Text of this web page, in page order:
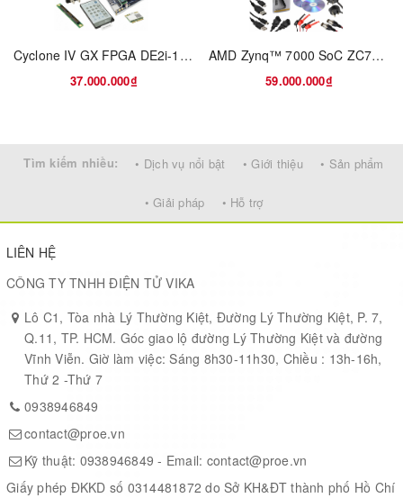
AMS1117-1.2, 1.2V voltage regulator
XCF04S, onboard serial FLASH memory, for storing code
Power indicator
of power reseting
JTAG interface: for debugging/programming
FPGA pins expander, VCC, GND and all the I/O ports are
accessible on expansion connectors for further expansion
Debugging/Programming
Interface
The Core3S500E FPGA core board integrates JTAG interface for
programming/debugging.
Cyclone IV GX FPGA DE2i-150 EP4CGX150 Cyclone® IV GX FPGA Embedded Evaluation Board
37.000.000₫
AMD Zynq™ 7000 SoC ZC702 Evaluation Kit
59.000.000₫
Tìm kiếm nhiều: • Dịch vụ nổi bật • Giới thiệu • Sản phẩm
• Giải pháp • Hỗ trợ
LIÊN HỆ
CÔNG TY TNHH ĐIỆN TỬ VIKA
Lô C1, Tòa nhà Lý Thường Kiệt, Đường Lý Thường Kiệt, P. 7,
Q.11, TP. HCM. Góc giao lộ đường Lý Thường Kiệt và đường
Vĩnh Viễn. Giờ làm việc: Sáng 8h30-11h30, Chiều : 13h-16h,
Thứ 2 -Thứ 7
0938946849
contact@proe.vn
Kỹ thuật: 0938946849 - Email: contact@proe.vn
Giấy phép ĐKKD số 0314481872 do Sở KH&ĐT thành phố Hồ Chí